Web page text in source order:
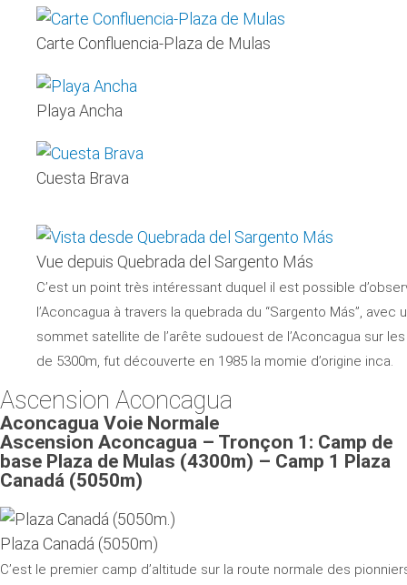
Carte Confluencia-Plaza de Mulas
Playa Ancha
Cuesta Brava
Vue depuis Quebrada del Sargento Más
C’est un point très intéressant duquel il est possible
l’Aconcagua à travers la quebrada du “Sargento Más”,
sommet satellite de l’arête sudouest de l’Aconcagua sur
de 5300m, fut découverte en 1985 la momie d’origine inca.
Ascension Aconcagua
Aconcagua Voie Normale
Ascension Aconcagua – Tronçon 1: Camp de
base Plaza de Mulas (4300m) – Camp 1 Plaza
Canadá (5050m)
Plaza Canadá (5050m)
C’est le premier camp d’altitude sur la route normale des